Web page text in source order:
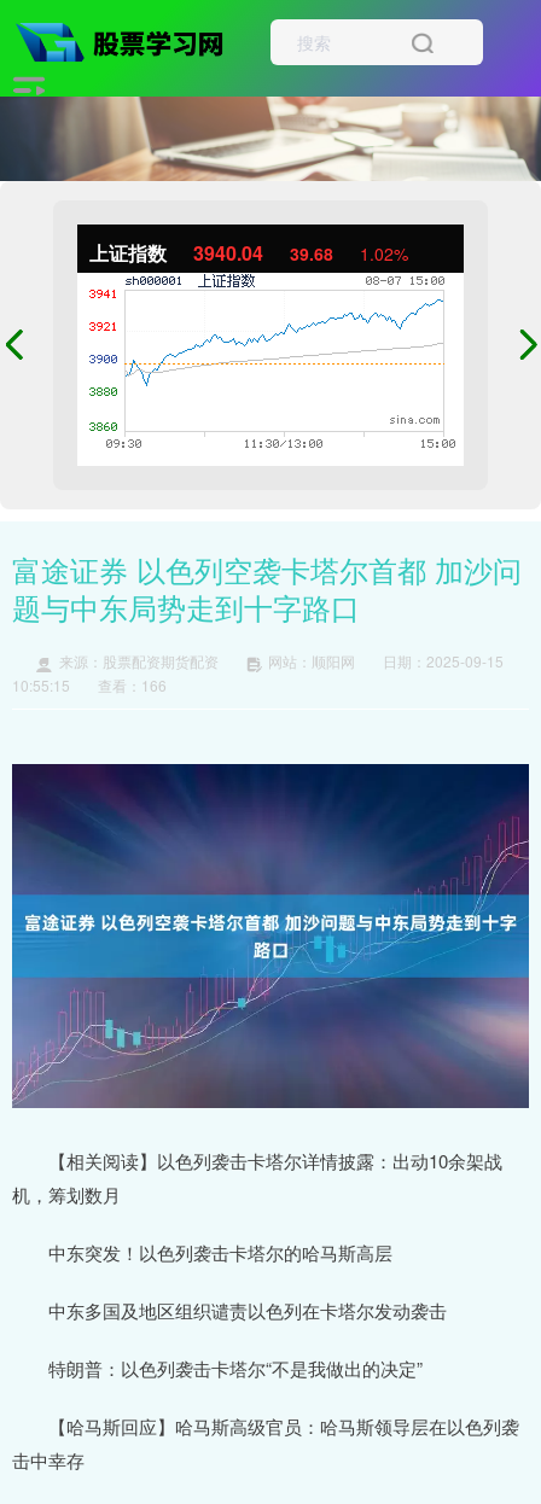
上证指数 3940.04 39.68 1.02%
富途证券 以色列空袭卡塔尔首都 加沙问
题与中东局势走到十字路口
来源：股票配资期货配资 网站：顺阳网
日期：2025-09-15
10:55:15
查看：166
【相关阅读】以色列袭击卡塔尔详情披露：出动10余架战
机，筹划数月
中东突发！以色列袭击卡塔尔的哈马斯高层
中东多国及地区组织谴责以色列在卡塔尔发动袭击
特朗普：以色列袭击卡塔尔“不是我做出的决定”
【哈马斯回应】哈马斯高级官员：哈马斯领导层在以色列袭
击中幸存